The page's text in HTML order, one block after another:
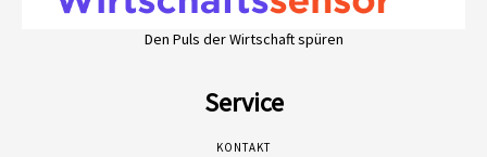
Den Puls der Wirtschaft spüren
Service
KONTAKT